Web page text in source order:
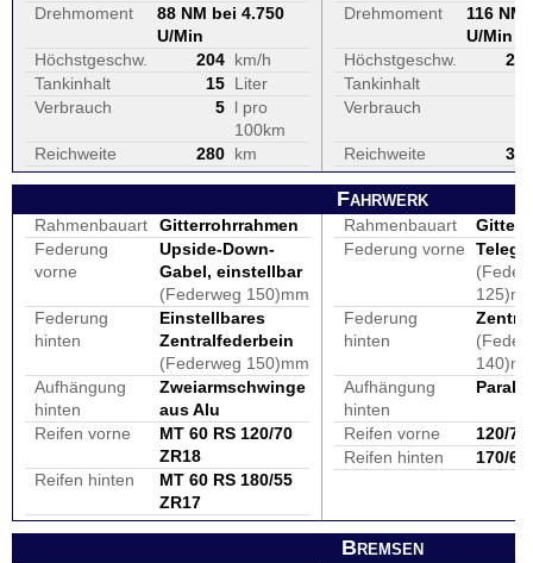
Drehmoment
88 NM bei 4.750
U/Min
Höchstgeschw.
204 km/h
Tankinhalt
15 Liter
Verbrauch
5 l pro
100km
Reichweite
280 km
Drehmoment
116 NM
U/Min
Höchstgeschw.
220
Tankinhalt
Verbrauch
Reichweite 321
Fahrwerk
Rahmenbauart
Gitterrohrrahmen
Federung
vorne
Upside-Down-
Gabel, einstellbar
(Federweg 150)mm
Federung
hinten
Einstellbares
Zentralfederbein
(Federweg 150)mm
Aufhängung
hinten
Zweiarmschwinge
aus Alu
Reifen vorne
MT 60 RS 120/70
ZR18
Reifen hinten
MT 60 RS 180/55
ZR17
Rahmenbauart
Federung vorne
Federung
hinten
Aufhängung
hinten
Reifen vorne
120/70
Reifen hinten
170/60
Bremsen